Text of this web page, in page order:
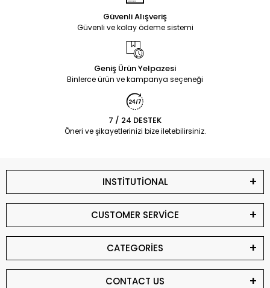
Güvenli Alışveriş
Güvenli ve kolay ödeme sistemi
Geniş Ürün Yelpazesi
Binlerce ürün ve kampanya seçeneği
7 / 24 DESTEK
Öneri ve şikayetlerinizi bize iletebilirsiniz.
INSTİTUTİONAL
CUSTOMER SERVİCE
CATEGORİES
CONTACT US